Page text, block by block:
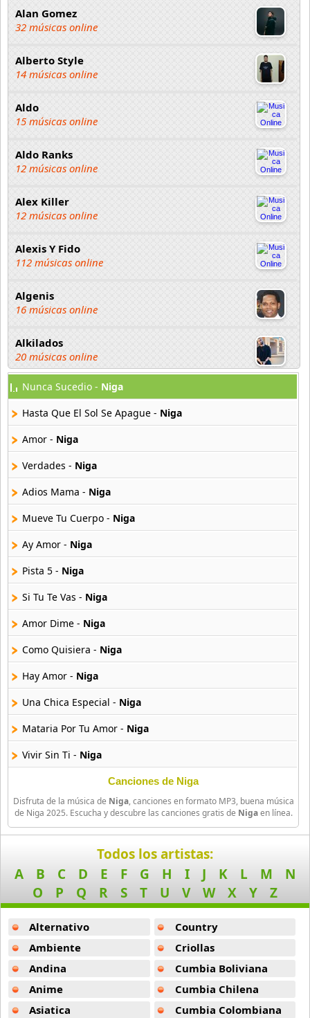
Alan Gomez
32 músicas online
Alberto Style
14 músicas online
Aldo
15 músicas online
Aldo Ranks
12 músicas online
Alex Killer
12 músicas online
Alexis Y Fido
112 músicas online
Algenis
16 músicas online
Alkilados
20 músicas online
Andy Boy
42 músicas online
Angel Olmos
9 músicas online
20 músicas online
Anton La Voz De Oro
10 músicas online
Anuel Aa
257 músicas online
Arcangel
416 músicas online
Arcangel Y De La Ghetto
101 músicas online
Arthur
4 músicas online
Asesino
Aspirante
93 músicas online
16 músicas online
Audio El Sonido Musikal
3 músicas online
Babilonia
17 músicas online
17 músicas online
Nunca Sucedio - Niga
Hasta Que El Sol Se Apague - Niga
Amor - Niga
Verdades - Niga
Adios Mama - Niga
Mueve Tu Cuerpo - Niga
Ay Amor - Niga
Pista 5 - Niga
Si Tu Te Vas - Niga
Amor Dime - Niga
Como Quisiera - Niga
Hay Amor - Niga
Una Chica Especial - Niga
Mataria Por Tu Amor - Niga
Vivir Sin Ti - Niga
Nina Usted -Niga
Tus Recuerdos -Niga
Entre Mis Brazos -Niga
Te Quiero -
Niga
Vuelve -Niga
En Este Mundo No Seria Feliz -
Niga
Perdoname -
Canciones de Niga
Disfruta de la música de Niga, canciones en formato MP3, buena música
de Niga 2025. Escucha y descubre las canciones gratis de Nigaen línea.
Todos los artistas:
A
B C D E F G H I J K L M
N
O
P Q R S T U V W X Y Z
Alternativo
Ambiente
Andina
Anime
Asiatica
Country
Criollas
Cumbia Boliviana
Cumbia Chilena
Cumbia Colombiana